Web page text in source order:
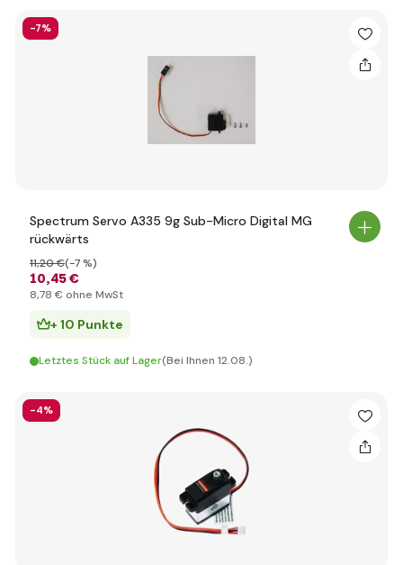
-7%
Spectrum Servo A335 9g Sub-Micro Digital MG
rückwärts
10,45 €
11,20 €(-7 %)
8,78 € ohne MwSt
+ 10 Punkte
Letztes Stück auf Lager(Bei Ihnen 12.08.)
-4%